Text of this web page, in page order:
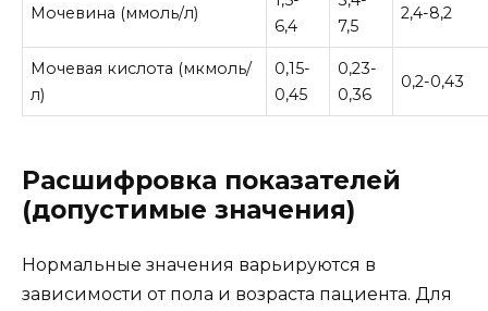
Мочевина (ммоль/л)
6,4
7,5
2,4-8,2
Мочевая кислота (мкмоль/
л)
0,15-
0,45
0,23-
0,36
0,2-0,43
Расшифровка показателей
(допустимые значения)
Нормальные значения варьируются в
зависимости от пола и возраста пациента. Для